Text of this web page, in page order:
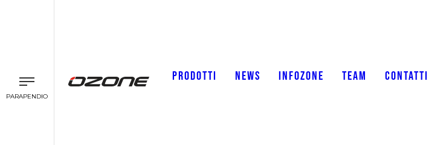
PARAPENDIO
PRODOTTI NEWS INFOZONE TEAM CONTATTI